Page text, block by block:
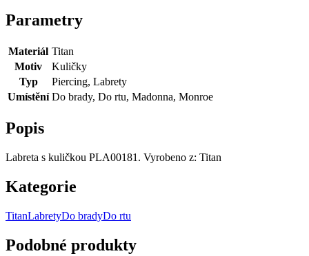
Parametry
Materiál Titan
Motiv
Kuličky
Typ
Piercing, Labrety
Umístění Do brady, Do rtu, Madonna, Monroe
Popis
Labreta s kuličkou PLA00181. Vyrobeno z: Titan
Kategorie
TitanLabretyDo bradyDo rtu
Podobné produkty